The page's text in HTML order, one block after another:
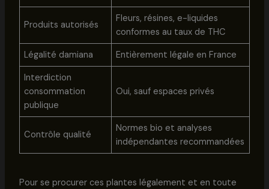
Produits autorisés
Fleurs, résines, e-liquides
conformes au taux de THC
Légalité damiana
Entièrement légale en France
Interdiction
consommation
publique
Oui, sauf espaces privés
Contrôle qualité
Normes bio et analyses
indépendantes recommandées
Pour se procurer ces plantes légalement et en toute